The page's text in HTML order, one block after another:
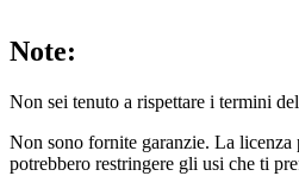
Note:
Non sei tenuto a rispettare i termini
Non sono fornite garanzie. La
potrebbero restringere gli usi che ti